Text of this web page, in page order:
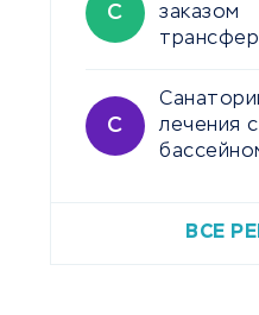
С
заказом
С
лечения с
ВСЕ